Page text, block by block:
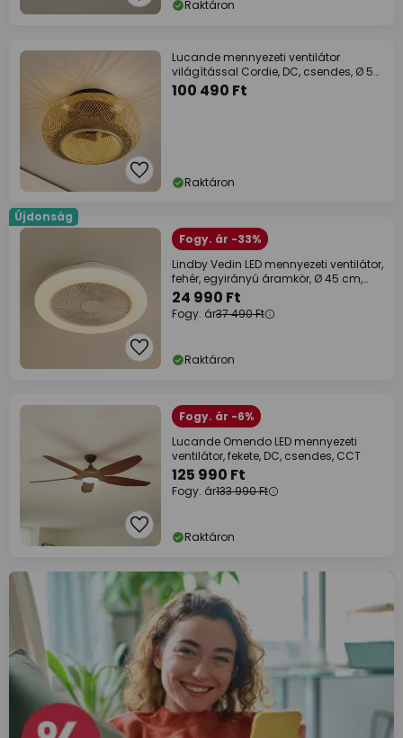
Raktáron
Lucande mennyezeti ventilátor
világítással Cordie, DC, csendes, Ø 53
cm
100 490 Ft
Raktáron
Újdonság
Fogy. ár -33%
Lindby Vedin LED mennyezeti ventilátor,
fehér, egyirányú áramkör, Ø 45 cm,
RGBW
24 990 Ft
Fogy. ár37 490 Ft
Raktáron
Fogy. ár -6%
Lucande Omendo LED mennyezeti
ventilátor, fekete, DC, csendes, CCT
125 990 Ft
Fogy. ár133 990 Ft
Raktáron